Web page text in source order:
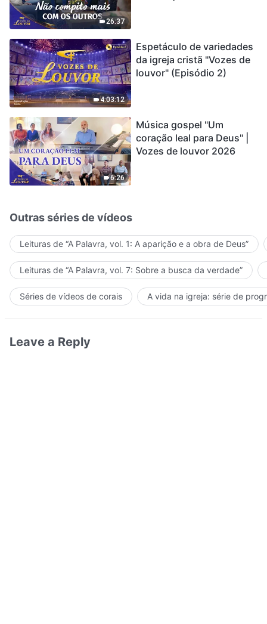
26:37
4:03:12
Espetáculo de variedades
da igreja cristã "Vozes de
louvor" (Episódio 2)
6:26
Música gospel "Um
coração leal para Deus" |
Vozes de louvor 2026
Outras séries de vídeos
Leituras de “A Palavra, vol. 1: A aparição e a obra de Deus”
Leituras de “A Palavra, vol. 7: Sobre a busca da verdade”
Séries de vídeos de corais A vida na igreja: série de
Leave a Reply